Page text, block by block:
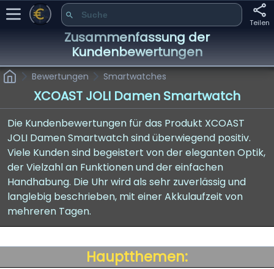
Teilen
Zusammenfassung der
Kundenbewertungen
Bewertungen Smartwatches
XCOAST JOLI Damen Smartwatch
Die Kundenbewertungen für das Produkt XCOAST
JOLI Damen Smartwatch sind überwiegend positiv.
Viele Kunden sind begeistert von der eleganten Optik,
der Vielzahl an Funktionen und der einfachen
Handhabung. Die Uhr wird als sehr zuverlässig und
langlebig beschrieben, mit einer Akkulaufzeit von
mehreren Tagen.
Hauptthemen: